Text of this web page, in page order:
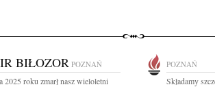
BIŁOZOR POZNAŃ
2025 roku zmarł nasz wieloletni
POZNAŃ
Składamy